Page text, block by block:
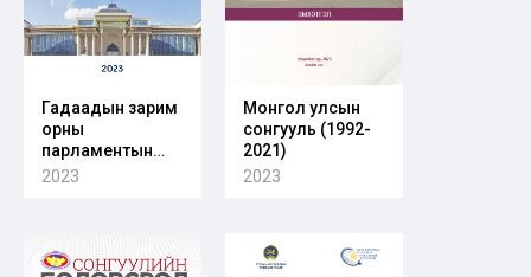
Гадаадын зарим
орны
парламентын
сонгуулийн
2023
Монгол улсын
сонгууль (1992-
2021)
2023